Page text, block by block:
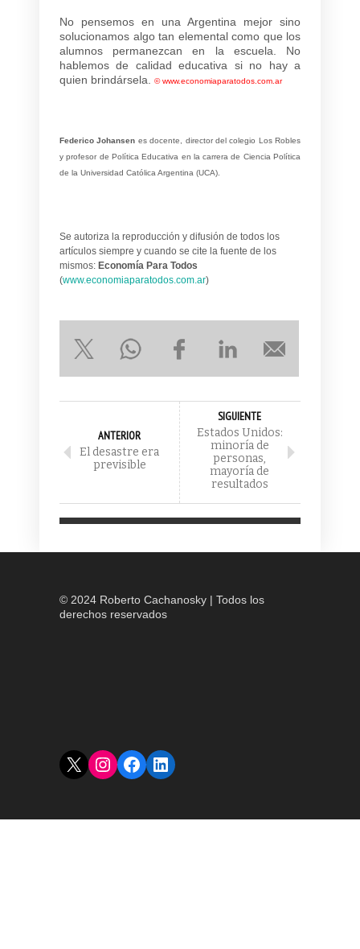
No pensemos en una Argentina mejor sino
solucionamos algo tan elemental como que los
alumnos permanezcan en la escuela. No
hablemos de calidad educativa si no hay a
quien brindársela.
©www.economiaparatodos.com.ar
Federico Johansen es docente, director del colegio Los Robles
y profesor de Política Educativa en la carrera de Ciencia Política
de la Universidad Católica Argentina (UCA).
Se autoriza la reproducción y difusión de todos los
artículos siempre y cuando se cite la fuente de los
mismos: Economía Para Todos
(www.economiaparatodos.com.ar)
ANTERIOR
El desastre era
previsible
SIGUIENTE
Estados Unidos:
minoría de
personas,
mayoría de
resultados
© 2024 Roberto Cachanosky | Todos los
derechos reservados
X Instagram
Facebook
LinkedIn